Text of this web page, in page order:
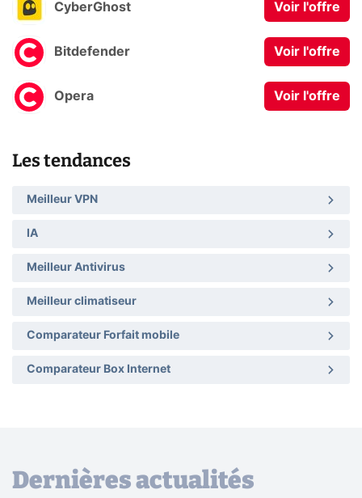
CyberGhost Voir l'offre
Bitdefender Voir l'offre
Opera Voir l'offre
Les tendances
Meilleur VPN
IA
Meilleur Antivirus
Meilleur climatiseur
Comparateur Forfait mobile
Comparateur Box Internet
Dernières actualités